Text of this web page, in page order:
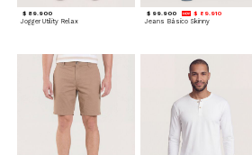
$ 89.900
Jogger Utility Relax
$ 99.900 $ 89.910
Jeans Básico Skinny